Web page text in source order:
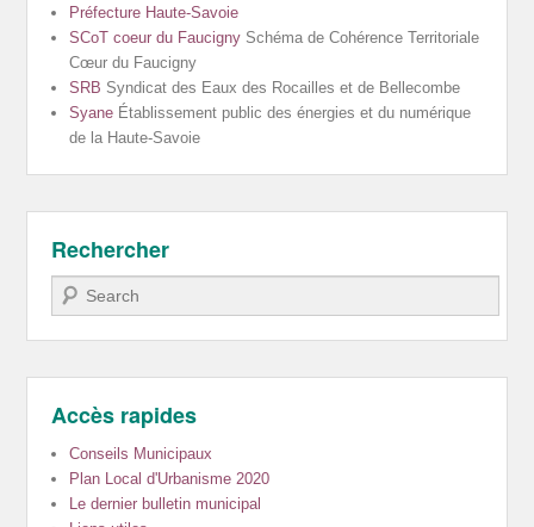
Préfecture Haute-Savoie
SCoT coeur du Faucigny Schéma de Cohérence Territoriale
Cœur du Faucigny
SRB Syndicat des Eaux des Rocailles et de Bellecombe
Syane Établissement public des énergies et du numérique
de la Haute-Savoie
Rechercher
Recherche
Accès rapides
Conseils Municipaux
Plan Local d'Urbanisme 2020
Le dernier bulletin municipal